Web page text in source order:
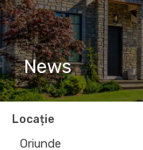
News
Locație
Oriunde